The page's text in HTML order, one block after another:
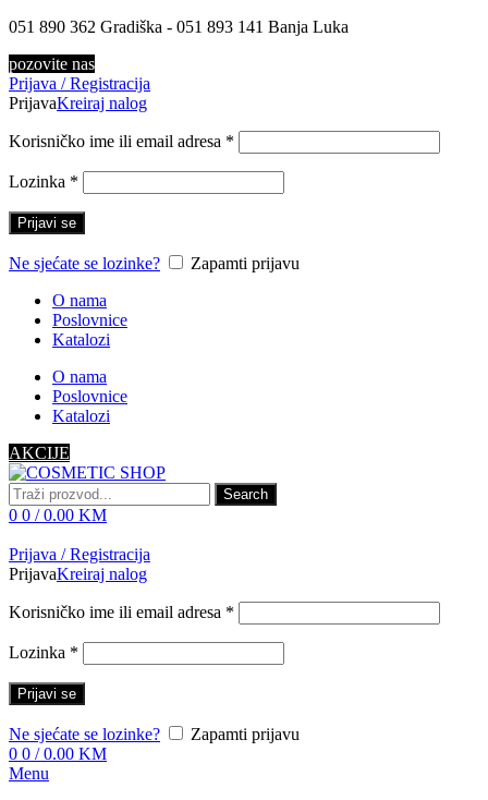
051 890 362 Gradiška - 051 893 141 Banja Luka
pozovite nas
Prijava / Registracija
PrijavaKreiraj nalog
Korisničko ime ili email adresa *
Lozinka *
Prijavi se
Ne sjećate se lozinke?
Zapamti prijavu
O nama
Poslovnice
Katalozi
O nama
Poslovnice
Katalozi
AKCIJE
Search
0 0 / 0.00 KM
Prijava / Registracija
PrijavaKreiraj nalog
Korisničko ime ili email adresa *
Lozinka *
Prijavi se
Ne sjećate se lozinke?
Zapamti prijavu
0 0 / 0.00 KM
Menu